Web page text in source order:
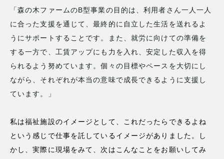
「森の木ファームのB型事業の目的は、利用者さん一人一人
に合った支援を通じて、最終的に自立した生活を送れるよ
うにサポートすることです。また、就労に向けての準備を
する一方で、工賃アップにも力を入れ、安定した収入を得
られるよう努めています。個々の目標やペースを大切にし
ながら、それぞれが本当の意味で成長できるように支援し
ています。」
私は福祉施設のイメージとして、これだったらできるよね
という感じで仕事を託しているイメージがありました。し
かし、実際に現場をみて、次はこんなことをお願いしてみ